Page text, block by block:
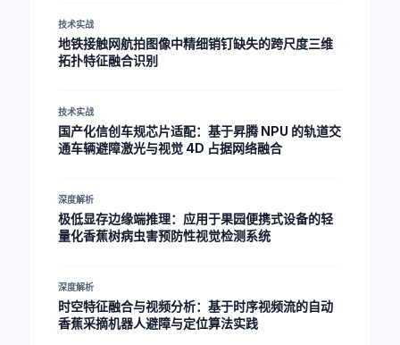
技术实战
地铁接触网航拍图像中精细销钉缺失的跨尺度三维
拓扑特征融合识别
技术实战
国产化信创车规芯片适配：基于昇腾 NPU 的轨道交
通车辆避障激光与视觉 4D 占据网络融合
深度解析
极低显存边缘端推理：应用于果园便携式设备的轻
量化香蕉树病虫害预防性视觉检测系统
深度解析
时空特征融合与视频分析：基于时序视频流的自动
香蕉采摘机器人避障与定位算法实践